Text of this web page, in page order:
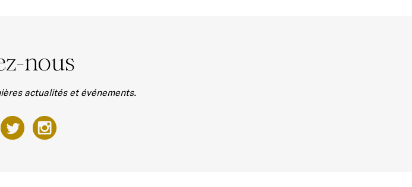
nous
actualités et événements.